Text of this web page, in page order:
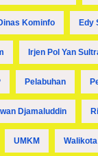
Kominfo Edy
Irjen Pol Yan
Pelabuhan
Djamaluddin
UMKM